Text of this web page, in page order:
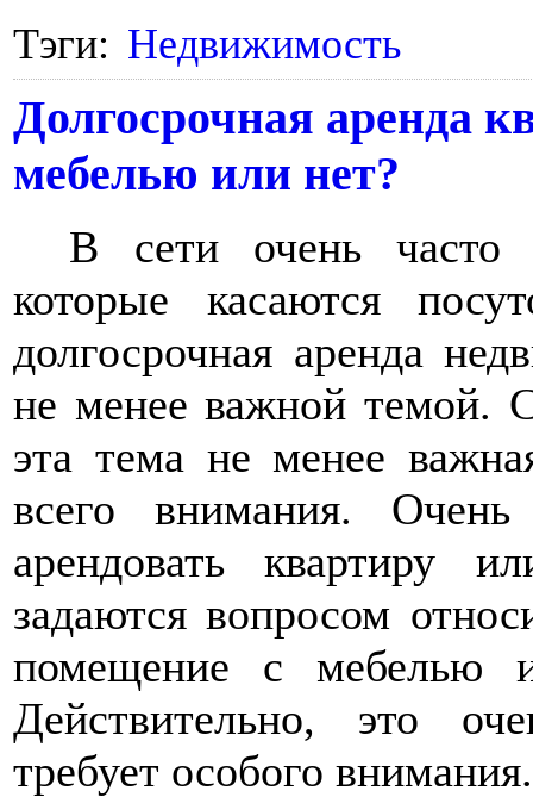
Тэги: Недвижимость
Долгосрочная аренда
мебелью или нет?
В сети очень часто
которые касаются
долгосрочная аренда
не менее важной темой.
эта тема не менее
всего внимания.
арендовать квартиру
задаются вопросом
помещение с мебелью
Действительно, это
требует особого внимания.